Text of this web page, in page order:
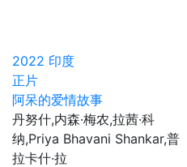
2022 印度
正片
阿呆的爱情故事
丹努什,内森·梅农,拉茜·科
纳,Priya Bhavani Shankar,普
拉卡什·拉